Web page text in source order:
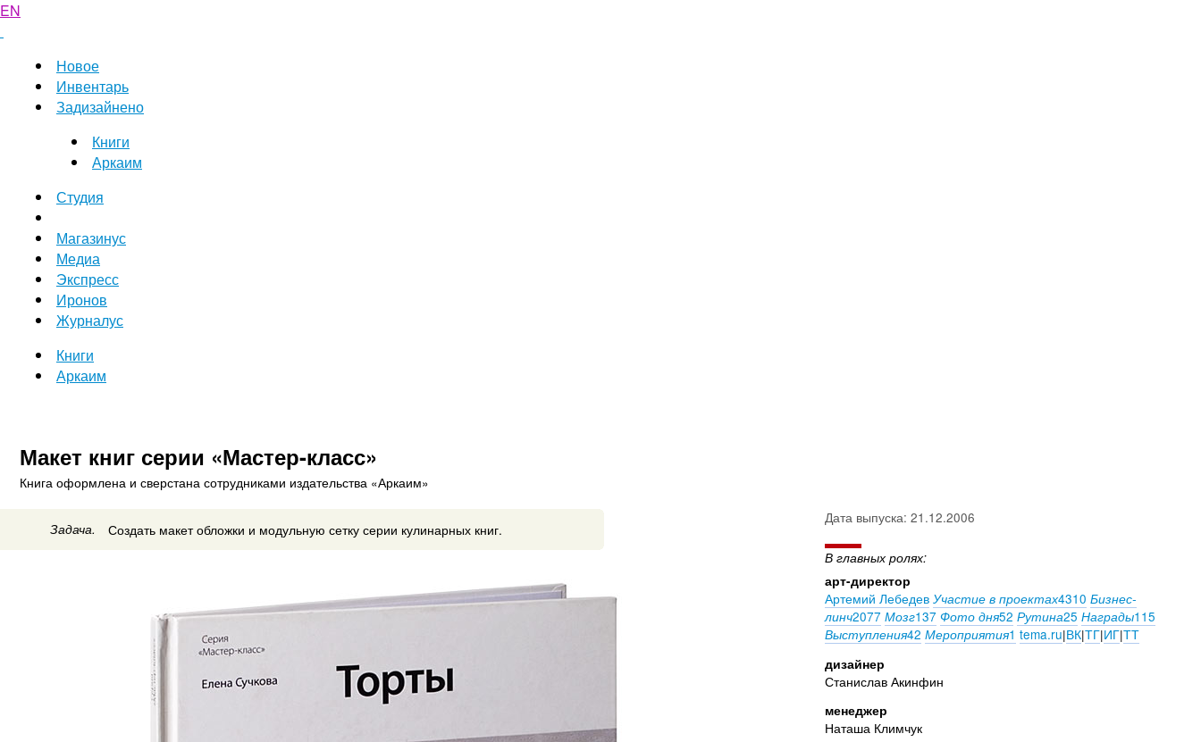
EN
Новое
Инвентарь
Задизайнено
Книги
Аркаим
Студия
Магазинус
Медиа
Экспресс
Иронов
Журналус
Книги
Аркаим
Макет книг серии «Мастер-класс»
Книга оформлена и сверстана сотрудниками издательства «Аркаим»
Задача. Создать макет обложки и модульную сетку серии кулинарных книг.
Дата выпуска: 21.12.2006
В главных ролях:
арт-директор
Артемий Лебедев Участие в проектах4310 Бизнес-
линч2077 Мозг137 Фото дня52 Рутина25 Награды115
Выступления42 Мероприятия1 tema.ru|ВК|ТГ|ИГ|ТТ
дизайнер
Станислав Акинфин
менеджер
Наташа Климчук